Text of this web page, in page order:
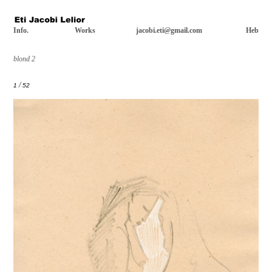
Info. Works jacobi.eti@gmail.com Heb
1 /52
blond 2